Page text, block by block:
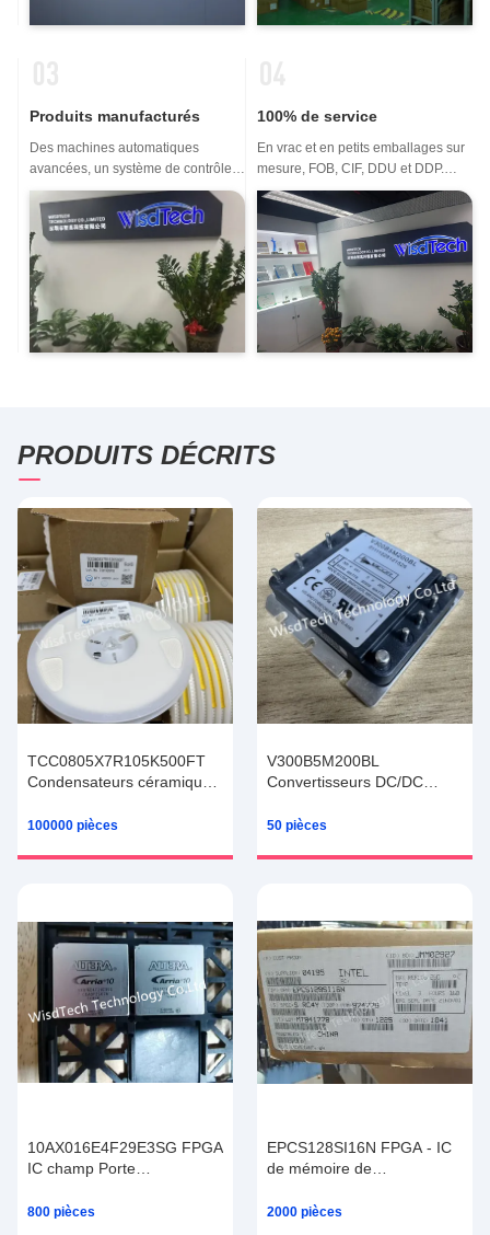
Produits manufacturés
Des machines automatiques
avancées, un système de contrôle
strict du processus. Nous pouvons
fabriquer tous les terminaux
électriques au-delà de votre
demande.
100% de service
En vrac et en petits emballages sur
mesure, FOB, CIF, DDU et DDP.
Laissez-nous vous aider à trouver la
meilleure solution pour toutes vos
préoccupations.
PRODUITS DÉCRITS
TCC0805X7R105K500FT
Condensateurs céramiques
0805 X7R 105
MLCC
100000 pièces
V300B5M200BL
Convertisseurs DC/DC
Watts- 200 Vin 300 Vout 5
50 pièces
10AX016E4F29E3SG FPGA
IC champ Porte
160 FPGA
800 pièces
EPCS128SI16N FPGA - IC
de mémoire de
Mem Flash 128 Mb 40 MHz
2000 pièces